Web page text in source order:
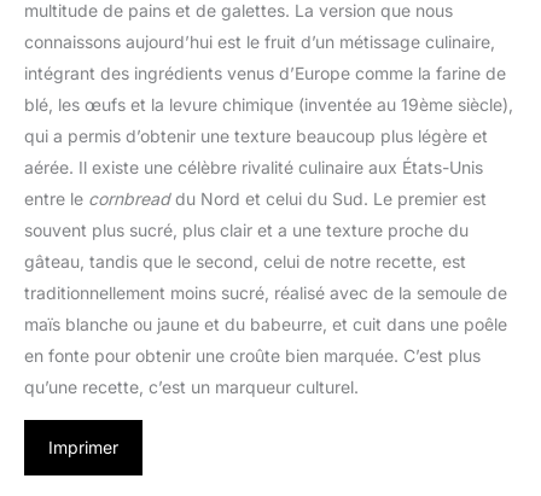
multitude de pains et de galettes. La version que nous
connaissons aujourd’hui est le fruit d’un métissage culinaire,
intégrant des ingrédients venus d’Europe comme la farine de
blé, les œufs et la levure chimique (inventée au 19ème siècle),
qui a permis d’obtenir une texture beaucoup plus légère et
aérée. Il existe une célèbre rivalité culinaire aux États-Unis
entre le cornbreaddu Nord et celui du Sud. Le premier est
souvent plus sucré, plus clair et a une texture proche du
gâteau, tandis que le second, celui de notre recette, est
traditionnellement moins sucré, réalisé avec de la semoule de
maïs blanche ou jaune et du babeurre, et cuit dans une poêle
en fonte pour obtenir une croûte bien marquée. C’est plus
qu’une recette, c’est un marqueur culturel.
Imprimer